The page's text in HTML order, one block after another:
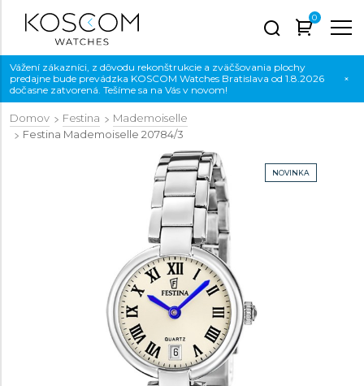
0
Vážení zákazníci, z dôvodu rekonštrukcie a zväčšovania plochy
predajne bude prevádzka KOSCOM Watches Bratislava od 1.8.2026
dočasne zatvorená. Tešíme sa na Vás v novom!
×
Domov Festina
Mademoiselle
Festina Mademoiselle 20784/3
NOVINKA